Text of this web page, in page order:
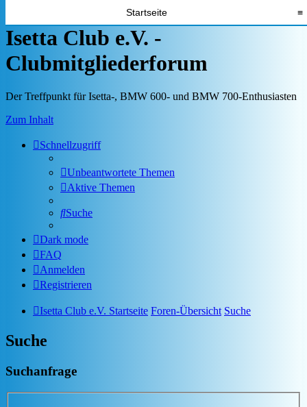
Startseite ≡
Isetta Club e.V. -
Clubmitgliederforum
Der Treffpunkt für Isetta-, BMW 600- und BMW 700-Enthusiasten
Zum Inhalt
Schnellzugriff
Unbeantwortete Themen
Aktive Themen
Suche
Dark mode
FAQ
Anmelden
Registrieren
Isetta Club e.V. Startseite Foren-Übersicht Suche
Suche
Suchanfrage